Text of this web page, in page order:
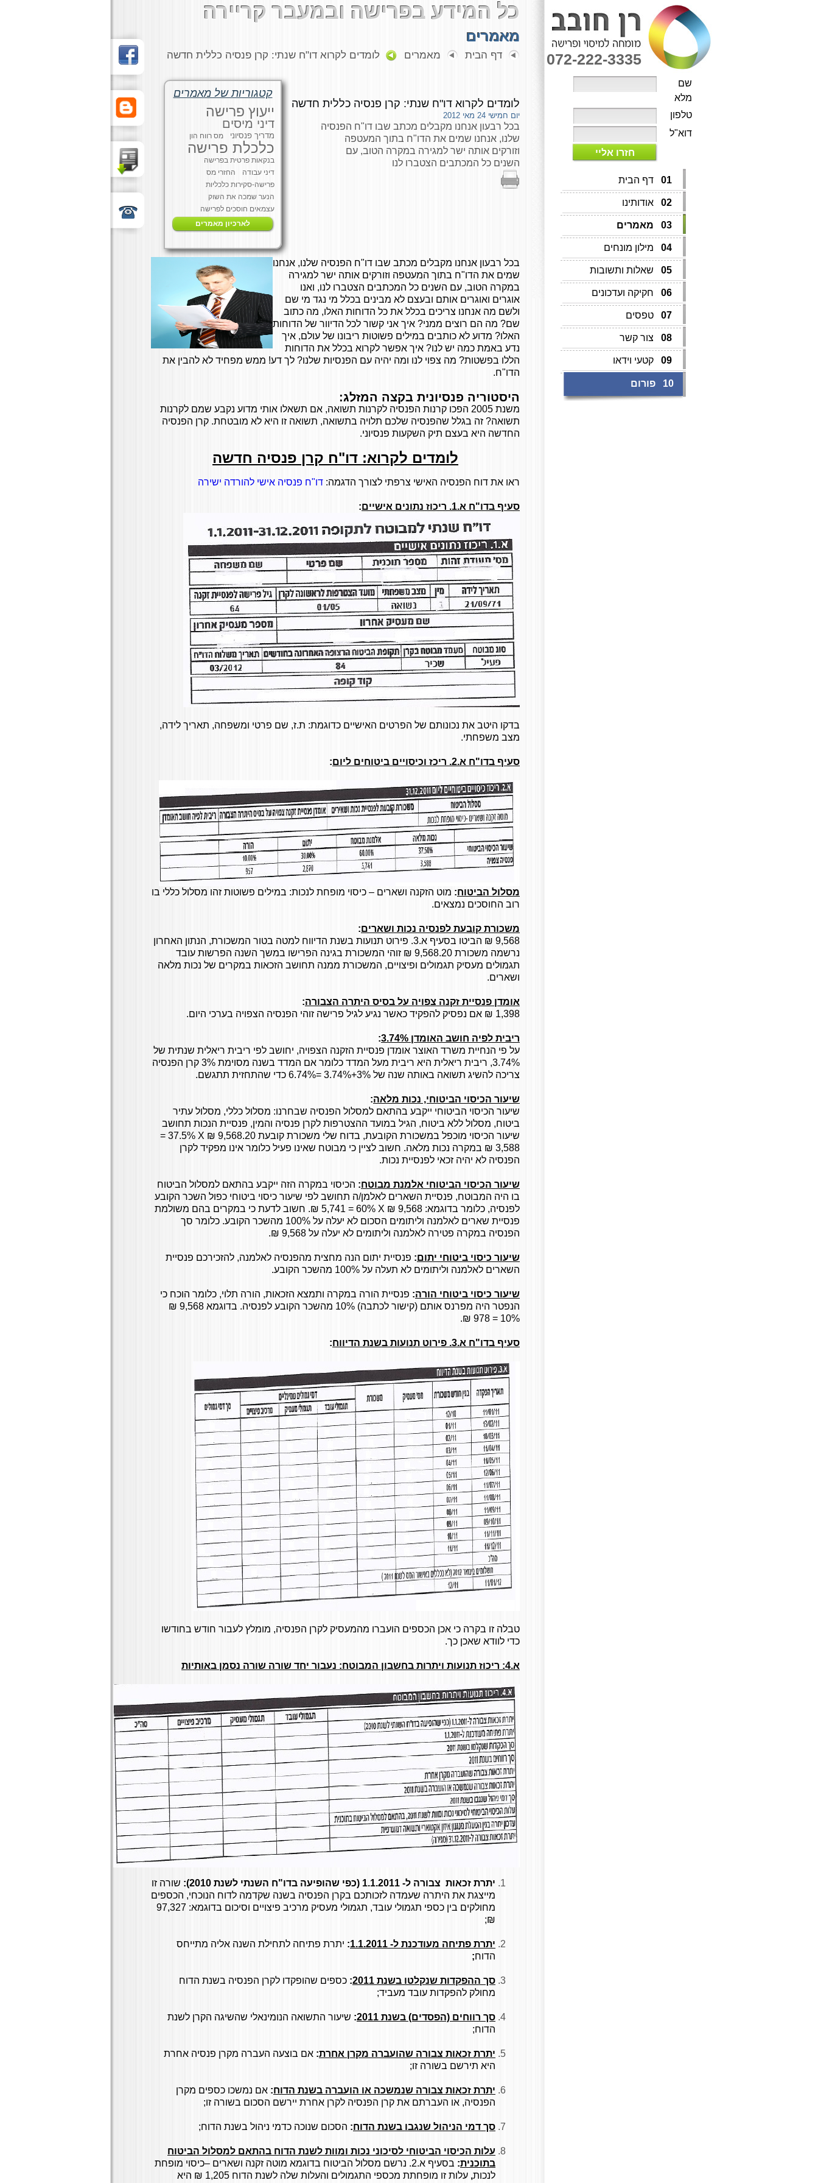
072-222-3335
שם
מלא
טלפון
דוא"ל
חזרו אליי
01 דף הבית
02 אודותינו
03 מאמרים
04 מילון מונחים
05 שאלות ותשובות
06 חקיקה ועדכונים
07 טפסים
08 צור קשר
09 קטעי וידאו
10 פורום
כל המידע בפרישה ובמעבר קריירה
מאמרים
דף הבית מאמרים לומדים לקרוא דו"ח שנתי: קרן פנסיה כללית חדשה
לומדים לקרוא דו"ח שנתי: קרן פנסיה כללית חדשה
יום חמישי 24 מאי 2012
בכל רבעון אנחנו מקבלים מכתב שבו דו"ח הפנסיה
שלנו, אנחנו שמים את הדו"ח בתוך המעטפה
וזורקים אותה ישר למגירה במקרה הטוב, עם
השנים כל המכתבים הצטברו לנו
קטגוריות של מאמרים
ייעוץ פרישה
דיני מיסים
מדריך פנסיוני מס רווח הון
כלכלת פרישה
בנקאות פרטית בפרישה
דיני עבודה
החזרי מס
פרישה-סקירות כלכליות
הנער שמכה את השוק
עצמאים חוסכים לפרישה
לארכיון מאמרים
בכל רבעון אנחנו מקבלים מכתב שבו דו"ח הפנסיה שלנו, אנחנו
שמים את הדו"ח בתוך המעטפה וזורקים אותה ישר למגירה
במקרה הטוב, עם השנים כל המכתבים הצטברו לנו, ואנו
אוגרים ואוגרים אותם ובעצם לא מבינים בכלל מי נגד מי שם
ולשם מה אנחנו צריכים בכלל את כל הדוחות האלו, מה כתוב
שם? מה הם רוצים ממני? איך אני קשור לכל הדיוור של הדוחות
האלו? מדוע לא כותבים במילים פשוטות ריבונו של עולם, איך
נדע באמת כמה יש לנו? איך אפשר לקרוא בכלל את הדוחות
הללו בפשטות? מה צפוי לנו ומה יהיה עם הפנסיות שלנו? לך דע! ממש מפחיד לא להבין את
הדו"ח.
היסטוריה פנסיונית בקצה המזלג:
משנת 2005 הפכו קרנות הפנסיה לקרנות תשואה, אם תשאלו אותי מדוע נקבע שמם לקרנות
תשואה? זה בגלל שהפנסיה שלכם תלויה בתשואה, תשואה זו היא לא מובטחת. קרן הפנסיה
החדשה היא בעצם תיק השקעות פנסיוני.
לומדים לקרוא: דו"ח קרן פנסיה חדשה
ראו את דוח הפנסיה האישי צרפתי לצורך הדגמה: דו"ח פנסיה אישי להורדה ישירה
סעיף בדו"ח א.1. ריכוז נתונים אישיים :
בדקו היטב את נכונותם של הפרטים האישיים כדוגמת: ת.ז, שם פרטי ומשפחה, תאריך לידה,
מצב משפחתי.
סעיף בדו"ח א.2. ריכז וכיסויים ביטוחים ליום :
מסלול הביטוח: מוט הזקנה ושארים – כיסוי מופחת לנכות: במילים פשוטות זהו מסלול כללי בו
רוב החוסכים נמצאים.
משכורת קובעת לפנסיה נכות ושארים:
9,568 ₪ הביטו בסעיף א.3. פירוט תנועות בשנת הדיווח למטה בטור המשכורת, הנתון האחרון
נרשמה משכורת 9,568.20 ₪ זוהי המשכורת בגינה הפרישו במשך השנה הפרשות עובד
תגמולים מעסיק תגמולים ופיצויים, המשכורת ממנה תחושב הזכאות במקרים של נכות מלאה
ושארים.
אומדן פנסיית זקנה צפויה על בסיס היתרה הצבורה:
1,398 ₪ אם נפסיק להפקיד כאשר נגיע לגיל פרישה זוהי הפנסיה הצפויה בערכי היום.
ריבית לפיה חושב האומדן 3.74%
:
על פי הנחיית משרד האוצר אומדן פנסיית הזקנה הצפויה, יחושב לפי ריבית ריאלית שנתית של
3.74%, ריבית ריאלית היא ריבית מעל המדד כלומר אם המדד בשנה מסוימת 3% קרן הפנסיה
צריכה להשיג תשואה באותה שנה של 3%+3.74% =6.74% כדי שהתחזית תתגשם.
שיעור הכיסוי הביטוחי, נכות מלאה:
שיעור הכיסוי הביטוחי ייקבע בהתאם למסלול הפנסיה שבחרנו: מסלול כללי, מסלול עתיר
ביטוח, מסלול ללא ביטוח, הגיל במועד ההצטרפות לקרן פנסיה והמין, פנסיית הנכות תחושב
שיעור הכיסוי מוכפל במשכורת הקובעת, בדוח שלי משכורת קובעת 9,568.20 ₪
X
37.5% =
3,588 ₪ במקרה נכות מלאה. חשוב לציין כי מבוטח שאינו פעיל כלומר אינו מפקיד לקרן
הפנסיה לא יהיה זכאי לפנסיית נכות.
שיעור הכיסוי הביטוחי אלמנת מבוטח: הכיסוי במקרה הזה ייקבע בהתאם למסלול הביטוח
בו היה המבוטח, פנסיית השארים לאלמן/ה תחושב לפי שיעור כיסוי ביטוחי כפול השכר הקובע
לפנסיה, כלומר בדוגמא: 9,568 ₪
X
60% = 5,741 ₪. חשוב לדעת כי במקרים בהם משולמת
פנסיית שארים לאלמנה וליתומים הסכום לא יעלה על 100% מהשכר הקובע. כלומר סך
הפנסיה במקרה פטירה לאלמנה וליתומים לא יעלה על 9,568 ₪.
שיעור כיסוי ביטוחי יתום: פנסיית יתום הנה מחצית מהפנסיה לאלמנה, להזכירכם פנסיית
השארים לאלמנה וליתומים לא תעלה על 100% מהשכר הקובע.
שיעור כיסוי ביטוחי הורה: פנסיית הורה במקרה ותמצא הזכאות, הורה תלוי, כלומר הוכח כי
הנפטר היה מפרנס אותם (קישור לכתבה) 10% מהשכר הקובע לפנסיה. בדוגמא 9,568 ₪
10% = 978 ₪.
סעיף בדו"ח א.3. פירוט תנועות בשנת הדיווח :
טבלה זו בקרה כי אכן הכספים הועברו מהמעסיק לקרן הפנסיה, מומלץ לעבור חודש בחודשו
כדי לוודא שאכן כך.
א.4: ריכוז תנועות ויתרות בחשבון המבוטח: נעבור יחד שורה שורה נסמן באותיות
יתרת זכאות צבורה ל- 1.1.2011 (כפי שהופיעה בדו"ח השנתי לשנת 2010):
שורה זו
מייצגת את היתרה שעמדה לזכותכם בקרן הפנסיה בשנה שקדמה לדוח הנוכחי, הכספים
מחולקים בין כספי תגמולי עובד, תגמולי מעסיק מרכיב פיצויים וסיכום בדוגמא: 97,327
₪;
יתרת פתיחה מעודכנת ל- 1.1.2011 : יתרת פתיחה לתחילת השנה אליה מתייחס
הדוח;
סך ההפקדות שנקלטו בשנת 2011 : כספים שהופקדו לקרן הפנסיה בשנת הדוח
מחולק להפקדות עובד מעביד;
סך רווחים (הפסדים) בשנת 2011 : שיעור התשואה הנומינאלי שהשיגה הקרן לשנת
הדוח;
יתרת זכאות צבורה שהועברה מקרן אחרת: אם בוצעה העברה מקרן פנסיה אחרת
היא תירשם בשורה זו;
יתרת זכאות צבורה שנמשכה או הועברה בשנת הדוח: אם נמשכו כספים מקרן
הפנסיה, או העברתם את קרן הפנסיה לקרן אחרת יירשם הסכום בשורה זו;
סך דמי הניהול שנגבו בשנת הדוח: הסכום שנוכה כדמי ניהול בשנת הדוח;
עלות הכיסוי הביטוחי לסיכוני נכות ומוות לשנת הדוח בהתאם למסלול הביטוח
בתוכנית:
בסעיף א.2. נרשם מסלול הביטוח בדוגמא מוטה זקנה ושארים –כיסוי מופחת
לנכות,
עלות זו מופחתת מכספי התגמולים והעלות שלה לשנת הדוח 1,205 ₪ היא